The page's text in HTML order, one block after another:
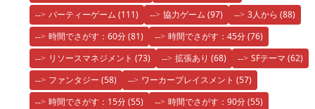
パーティーゲーム (111) 協力ゲーム (97) 3人から (88)
時間でさがす：60分(81) 時間でさがす：45分(76)
リソースマネジメント (73) 拡張あり (68) SFテーマ (62)
ファンタジー (58) ワーカープレイスメント (57)
時間でさがす：15分(55) 時間でさがす：90分(55)